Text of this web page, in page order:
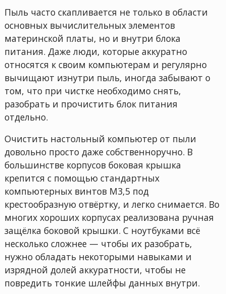
Пыль часто скапливается не только в области
основных вычислительных элементов
материнской платы, но и внутри блока
питания. Даже люди, которые аккуратно
относятся к своим компьютерам и регулярно
вычищают изнутри пыль, иногда забывают о
том, что при чистке необходимо снять,
разобрать и прочистить блок питания
отдельно.
Очистить настольный компьютер от пыли
довольно просто даже собственноручно. В
большинстве корпусов боковая крышка
крепится с помощью стандартных
компьютерных винтов М3,5 под
крестообразную отвёртку, и легко снимается. Во
многих хороших корпусах реализована ручная
защёлка боковой крышки. С ноутбуками всё
несколько сложнее — чтобы их разобрать,
нужно обладать некоторыми навыками и
изрядной долей аккуратности, чтобы не
повредить тонкие шлейфы данных внутри.